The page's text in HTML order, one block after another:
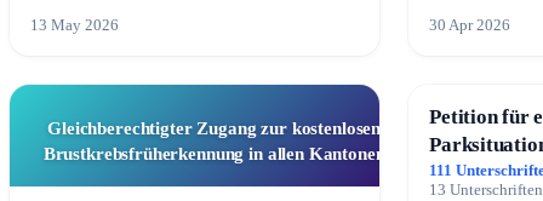
13 May 2026 30 Apr 2026
Gleichberechtigter Zugang zur kostenlosen
Brustkrebsfrüherkennung in allen Kantonen
Petition für
Mannheim
111
13